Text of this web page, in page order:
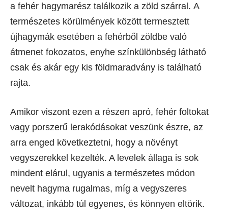
a fehér hagymarész találkozik a zöld szárral. A
természetes körülmények között termesztett
újhagymák esetében a fehérből zöldbe való
átmenet fokozatos, enyhe színkülönbség látható
csak és akár egy kis földmaradvány is található
rajta.
Amikor viszont ezen a részen apró, fehér foltokat
vagy porszerű lerakódásokat veszünk észre, az
arra enged következtetni, hogy a növényt
vegyszerekkel kezelték. A levelek állaga is sok
mindent elárul, ugyanis a természetes módon
nevelt hagyma rugalmas, míg a vegyszeres
változat, inkább túl egyenes, és könnyen eltörik.